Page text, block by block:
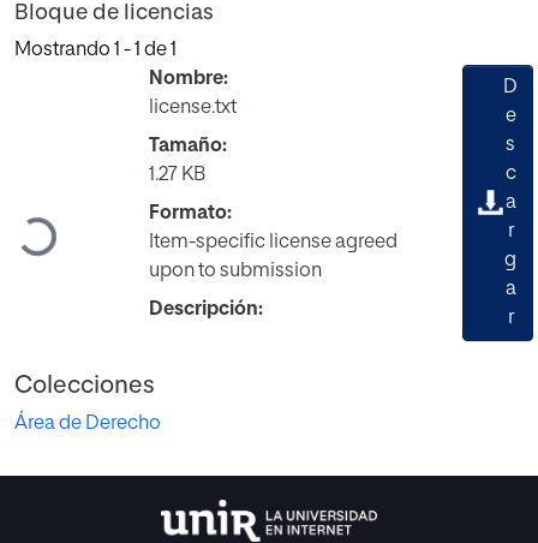
Bloque de licencias
Mostrando 1 - 1 de 1
Cargando...
Nombre:
license.txt
Tamaño:
1.27 KB
Formato:
Item-specific license agreed
upon to submission
Descripción:
D
e
s
c
a
r
g
a
r
Colecciones
Área de Derecho